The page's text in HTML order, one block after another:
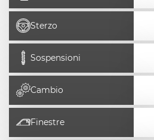
Sterzo
Sospensioni
Cambio
Finestre